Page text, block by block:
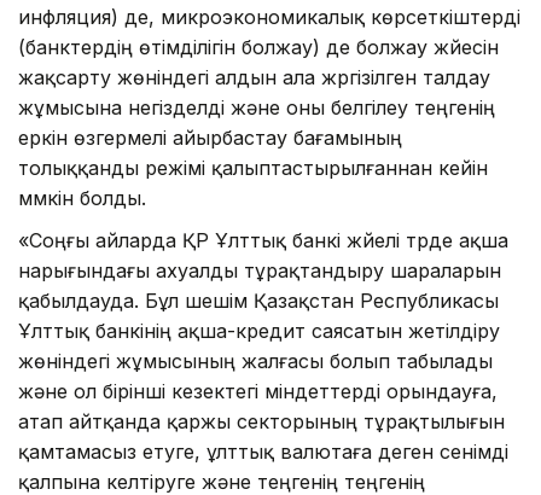
инфляция) де, микроэкономикалық көрсеткіштерді
(банктердің өтімділігін болжау) де болжау жүйесін
жақсарту жөніндегі алдын ала жүргізілген талдау
жұмысына негізделді және оны белгілеу теңгенің
еркін өзгермелі айырбастау бағамының
толыққанды режімі қалыптастырылғаннан кейін
мүмкін болды.
«Соңғы айларда ҚР Ұлттық банкі жүйелі түрде ақша
нарығындағы ахуалды тұрақтандыру шараларын
қабылдауда. Бұл шешім Қазақстан Республикасы
Ұлттық банкінің ақша-кредит саясатын жетілдіру
жөніндегі жұмысының жалғасы болып табылады
және ол бірінші кезектегі міндеттерді орындауға,
атап айтқанда қаржы секторының тұрақтылығын
қамтамасыз етуге, ұлттық валютаға деген сенімді
қалпына келтіруге және теңгенің теңгенің